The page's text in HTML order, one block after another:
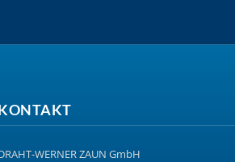
WERNER ZAUN GmbH